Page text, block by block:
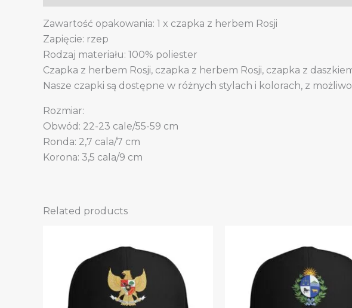
Zawartość opakowania: 1 x czapka z herbem Rosji
Zapięcie: rzep
Rodzaj materiału: 100% poliester
Czapka z herbem Rosji, czapka z herbem Rosji, czapka z
Nasze czapki są dostępne w różnych stylach i kolorach, z
Rozmiar:
Obwód: 22-23 cale/55-59 cm
Ronda: 2,7 cala/7 cm
Korona: 3,5 cala/9 cm
Related products